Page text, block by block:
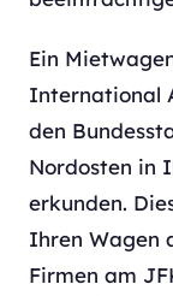
Ein
International
den
Nordosten in
erkunden.
Ihren Wagen
Firmen am